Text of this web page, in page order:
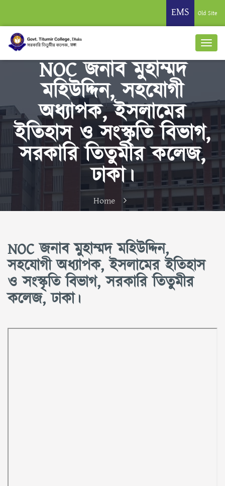
EMS Old Site
NOC জনাব মুহাম্মদ
মহিউদ্দিন, সহযোগী
অধ্যাপক, ইসলামের
ইতিহাস ও সংস্কৃতি বিভাগ,
সরকারি তিতুমীর কলেজ,
ঢাকা।
Home
NOC জনাব মুহাম্মদ মহিউদ্দিন,
সহযোগী অধ্যাপক, ইসলামের ইতিহাস
ও সংস্কৃতি বিভাগ, সরকারি তিতুমীর
কলেজ, ঢাকা।